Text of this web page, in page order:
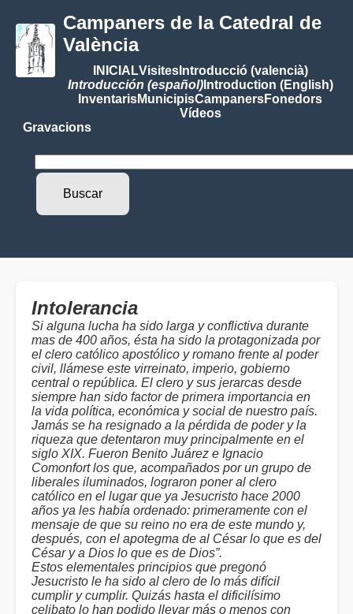
Campaners de la Catedral de
València
INICIALVisitesIntroducció (valencià)
Introducción (español)Introduction (English)
InventarisMunicipisCampanersFonedors
Vídeos
Gravacions
Intolerancia
Si alguna lucha ha sido larga y conflictiva durante
mas de 400 años, ésta ha sido la protagonizada por
el clero católico apostólico y romano frente al poder
civil, llámese este virreinato, imperio, gobierno
central o república. El clero y sus jerarcas desde
siempre han sido factor de primera importancia en
la vida política, económica y social de nuestro país.
Jamás se ha resignado a la pérdida de poder y la
riqueza que detentaron muy principalmente en el
siglo XIX. Fueron Benito Juárez e Ignacio
Comonfort los que, acompañados por un grupo de
liberales iluminados, lograron poner al clero
católico en el lugar que ya Jesucristo hace 2000
años ya les había ordenado: primeramente con el
mensaje de que su reino no era de este mundo y,
después, con el apotegma de al César lo que es del
César y a Dios lo que es de Dios”.
Estos elementales principios que pregonó
Jesucristo le ha sido al clero de lo más difícil
cumplir y cumplir. Quizás hasta el dificilísimo
celibato lo han podido llevar más o menos con